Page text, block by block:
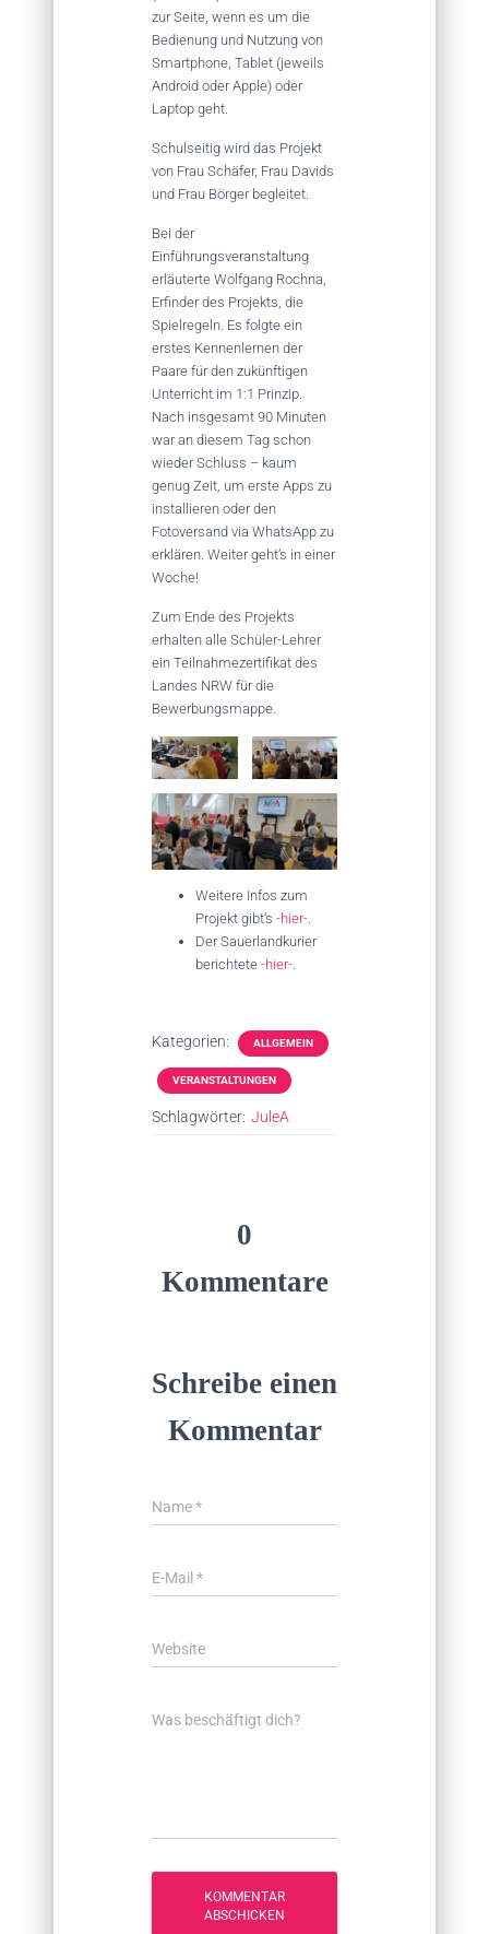
zur Seite, wenn es um die
Bedienung und Nutzung von
Smartphone, Tablet (jeweils
Android oder Apple) oder
Laptop geht.
Schulseitig wird das Projekt
von Frau Schäfer, Frau Davids
und Frau Börger begleitet.
Bei der
Einführungsveranstaltung
erläuterte Wolfgang Rochna,
Erfinder des Projekts, die
Spielregeln. Es folgte ein
erstes Kennenlernen der
Paare für den zukünftigen
Unterricht im 1:1 Prinzip.
Nach insgesamt 90 Minuten
war an diesem Tag schon
wieder Schluss – kaum
genug Zeit, um erste Apps zu
installieren oder den
Fotoversand via WhatsApp zu
erklären. Weiter geht’s in einer
Woche!
Zum Ende des Projekts
erhalten alle Schüler-Lehrer
ein Teilnahmezertifikat des
Landes NRW für die
Bewerbungsmappe.
Weitere Infos zum
Projekt gibt’s -hier-
Der Sauerlandkurier
berichtete -hier-
Kategorien: ALLGEMEIN
VERANSTALTUNGEN
Schlagwörter: JuleA
0
Kommentare
Schreibe einen
Kommentar
Name*
E-Mail *
Website
Was beschäftigt dich?